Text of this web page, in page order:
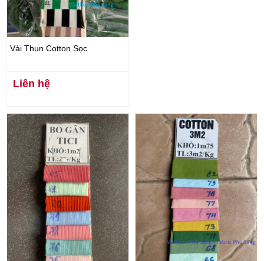
Vải Thun Cotton Sọc
Liên hệ